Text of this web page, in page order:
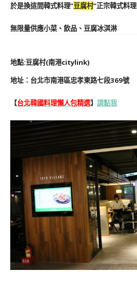
於是換這間韓式料理”豆腐村“正宗韓式料理
無限量供應小菜、飲品、豆腐冰淇淋
地點:豆腐村(南港citylink)
地址： 台北市南港區忠孝東路七段369號
【台北韓國料理懶人包精選】 請點我